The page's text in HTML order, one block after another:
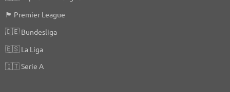
🏴󠁧󠁢󠁥󠁮󠁧󠁿 Premier League
🇩🇪Bundesliga
🇪🇸La Liga
🇮🇹Serie A